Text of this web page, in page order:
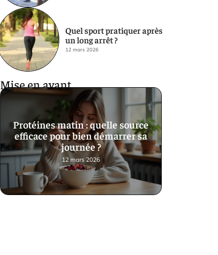
Quel sport pratiquer après
un long arrêt ?
12 mars 2026
Mise en avant
Protéines matin : quelle source
efficace pour bien démarrer sa
journée ?
12 mars 2026